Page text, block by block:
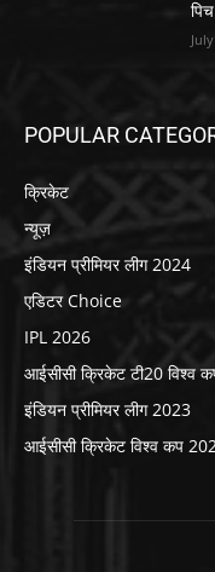
POPULAR
क्रिकेट
न्यूज़
इंडियन प्रीमियर लीग 2024
एडिटर Choice
IPL 2026
आईसीसी क्रिकेट टी20 विश्व
इंडियन प्रीमियर लीग 2023
आईसीसी क्रिकेट विश्व कप